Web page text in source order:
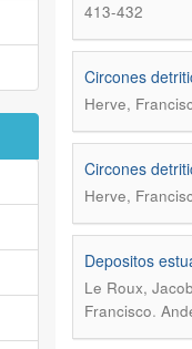
413-432
Circones
Herve,
Circones
Herve,
Depositos
Le Roux,
Francisco.